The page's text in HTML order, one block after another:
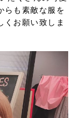
らも素敵な服を
くお願い致しま